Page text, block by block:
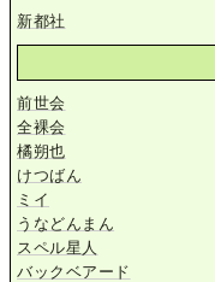
新都社
前世会
全裸会
橘朔也
けつばん
ミイ
うなどんまん
スペル星人
バックベアード